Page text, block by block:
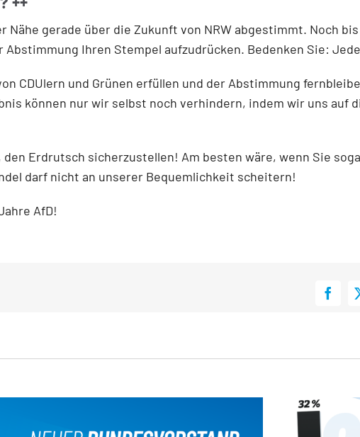
gerade über die Zukunft von NRW abgestimmt. Noch bis
Ihren Stempel aufzudrücken. Bedenken Sie:
CDUlern und Grünen erfüllen und der Abstimmung
können nur wir selbst noch verhindern, indem wir uns auf
Erdrutsch sicherzustellen! Am besten wäre, wenn Sie
darf nicht an unserer Bequemlichkeit scheitern!
AfD!